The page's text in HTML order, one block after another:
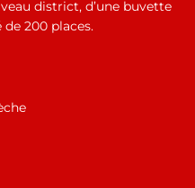
district, d’une buvette
de 200 places.